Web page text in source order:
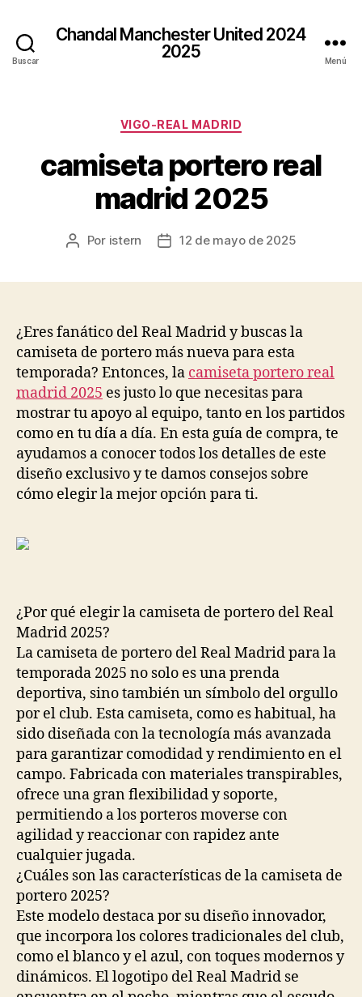
Buscar
Chandal Manchester United 2024
2025
Menú
Categorías
VIGO-REAL MADRID
camiseta portero real
madrid 2025
Autor
Por istern
Fecha12 de mayo de 2025
¿Eres fanático del Real Madrid y buscas la
camiseta de portero más nueva para esta
temporada? Entonces, la camiseta portero real
madrid 2025 es justo lo que necesitas para
mostrar tu apoyo al equipo, tanto en los partidos
como en tu día a día. En esta guía de compra, te
ayudamos a conocer todos los detalles de este
diseño exclusivo y te damos consejos sobre
cómo elegir la mejor opción para ti.
¿Por qué elegir la camiseta de portero del Real
Madrid 2025?
La camiseta de portero del Real Madrid para la
temporada 2025 no solo es una prenda
deportiva, sino también un símbolo del orgullo
por el club. Esta camiseta, como es habitual, ha
sido diseñada con la tecnología más avanzada
para garantizar comodidad y rendimiento en el
campo. Fabricada con materiales transpirables,
ofrece una gran flexibilidad y soporte,
permitiendo a los porteros moverse con
agilidad y reaccionar con rapidez ante
cualquier jugada.
¿Cuáles son las características de la camiseta de
portero 2025?
Este modelo destaca por su diseño innovador,
que incorpora los colores tradicionales del club,
como el blanco y el azul, con toques modernos y
dinámicos. El logotipo del Real Madrid se